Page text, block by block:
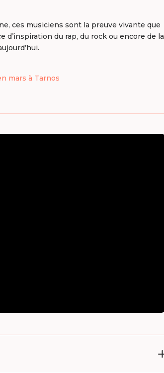
ces musiciens sont la preuve vivante que
d’inspiration du rap, du rock ou encore de la
mars à Tarnos